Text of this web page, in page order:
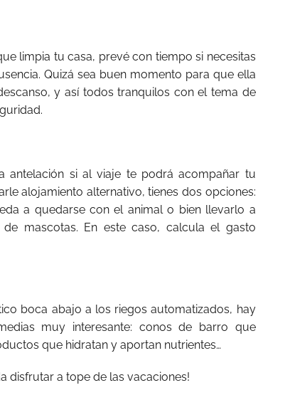
limpia tu casa, prevé con tiempo si necesitas
Quizá sea buen momento para que ella
y así todos tranquilos con el tema de
antelación si al viaje te podrá acompañar tu
alojamiento alternativo, tienes dos opciones:
a quedarse con el animal o bien llevarlo a
mascotas. En este caso, calcula el gasto
boca abajo a los riegos automatizados, hay
muy interesante: conos de barro que
que hidratan y aportan nutrientes…
disfrutar a tope de las vacaciones!